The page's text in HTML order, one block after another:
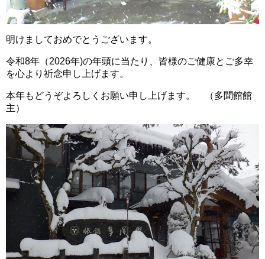
明けましておめでとうございます。
令和8年（2026年)の年頭に当たり、皆様のご健康とご多幸
を心より祈念申し上げます。
本年もどうぞよろしくお願い申し上げます。 （多聞館館
主）